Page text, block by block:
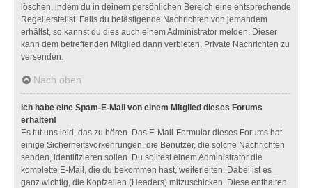
löschen, indem du in deinem persönlichen Bereich eine entsprechende
Regel erstellst. Falls du belästigende Nachrichten von jemandem
erhältst, so kannst du dies auch einem Administrator melden. Dieser
kann dem betreffenden Mitglied dann verbieten, Private Nachrichten zu
versenden.
Nach oben
Ich habe eine Spam-E-Mail von einem Mitglied dieses Forums
erhalten!
Es tut uns leid, das zu hören. Das E-Mail-Formular dieses Forums hat
einige Sicherheitsvorkehrungen, die Benutzer, die solche Nachrichten
senden, identifizieren sollen. Du solltest einem Administrator die
komplette E-Mail, die du bekommen hast, weiterleiten. Dabei ist es
ganz wichtig, die Kopfzeilen (Headers) mitzuschicken. Diese enthalten